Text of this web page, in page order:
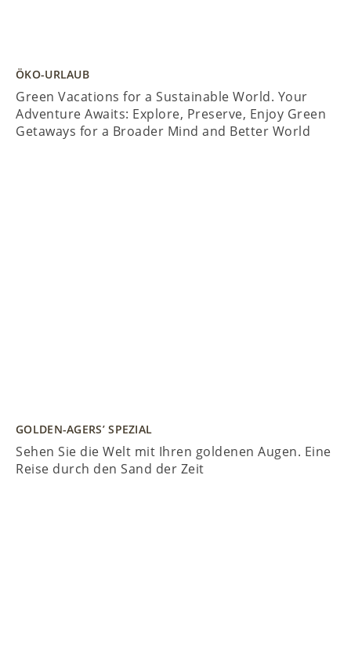
ÖKO-URLAUB
Green Vacations for a Sustainable World. Your
Adventure Awaits: Explore, Preserve, Enjoy Green
Getaways for a Broader Mind and Better World
GOLDEN-AGERS’ SPEZIAL
Sehen Sie die Welt mit Ihren goldenen Augen. Eine
Reise durch den Sand der Zeit